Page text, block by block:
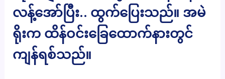
လန့်အော်ပြီး.. ထွက်ပြေးသည်။ အမဲ
ရိုးက ထိန်ဝင်းခြေထောက်နားတွင်
ကျန်ရစ်သည်။